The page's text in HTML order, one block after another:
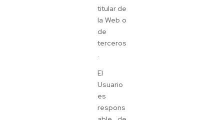
titular de
la Web o
de
terceros
.
El
Usuario
es
respons